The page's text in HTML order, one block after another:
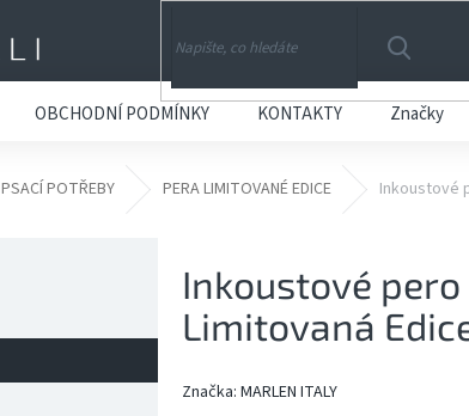
HLEDAT
OBCHODNÍ PODMÍNKY KONTAKTY Značky
PSACÍ POTŘEBY PERA LIMITOVANÉ EDICE Inkoustové
Inkoustové
Limitovaná
Značka: MARLEN ITALY